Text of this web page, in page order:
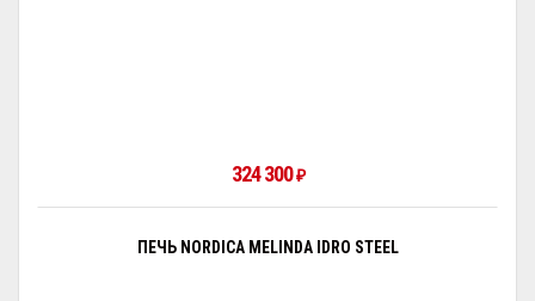
324 300 ₽
ПЕЧЬ NORDICA MELINDA IDRO STEEL